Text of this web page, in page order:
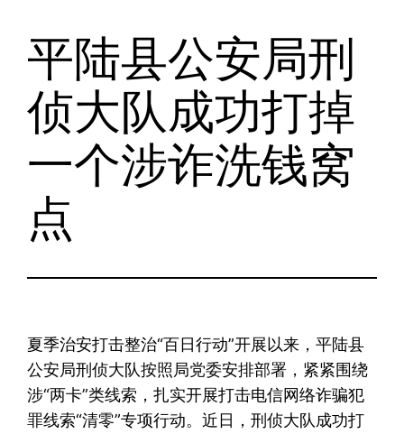
平陆县公安局刑
侦大队成功打掉
一个涉诈洗钱窝
点
夏季治安打击整治“百日行动”开展以来，平陆县
公安局刑侦大队按照局党委安排部署，紧紧围绕
涉“两卡”类线索，扎实开展打击电信网络诈骗犯
罪线索“清零”专项行动。近日，刑侦大队成功打